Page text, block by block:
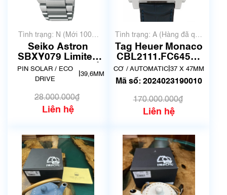
Tình trạng: N (Mới 100%
chưa qua sử dụng)
Seiko Astron
SBXY079 Limited
600 | Hàng đang về
PIN SOLAR / ECO
DRIVE
39,6MM
28.000.000₫
Liên hệ
Tình trạng: A (Hàng đã qua
sử dụng nhưng rất đẹp,
không có xước)
Tag Heuer Monaco
CBL2111.FC6453 |
Đã qua sử dụng
lướt
CƠ / AUTOMATIC 37 X 47MM
Mã số: 2024023190010
170.000.000₫
Liên hệ